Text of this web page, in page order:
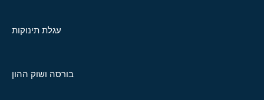
עגלת תינוקות
בורסה ושוק ההון